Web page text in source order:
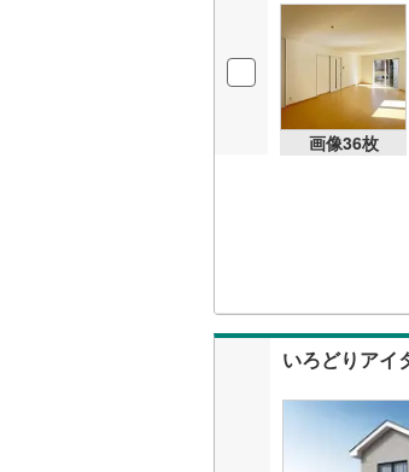
画像36枚
いろどりアイ